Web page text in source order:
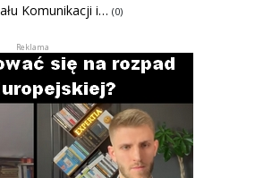
Komunikacji i… (0)